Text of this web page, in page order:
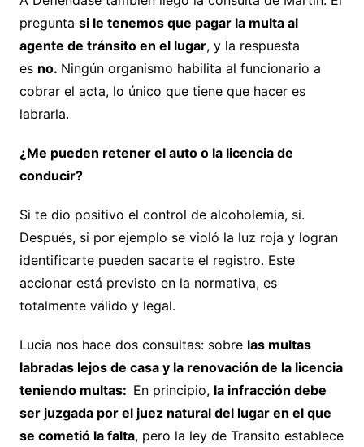
pregunta si le tenemos que pagar la multa al
agente de tránsito en el lugar, y la respuesta
es no. Ningún organismo habilita al funcionario a
cobrar el acta, lo único que tiene que hacer es
labrarla.
¿Me pueden retener el auto o la licencia de
conducir?
Si te dio positivo el control de alcoholemia, si.
Después, si por ejemplo se violó la luz roja y logran
identificarte pueden sacarte el registro. Este
accionar está previsto en la normativa, es
totalmente válido y legal.
Lucia nos hace dos consultas: sobre las multas
labradas lejos de casa y la renovación de la licencia
teniendo multas: En principio, la infracción debe
ser juzgada por el juez natural del lugar en el que
se cometió la falta, pero la ley de Transito establece